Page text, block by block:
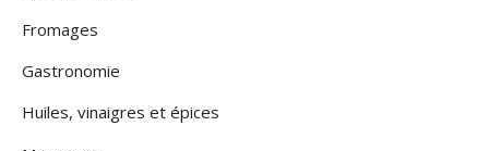
Fromages
Gastronomie
Huiles, vinaigres et épices